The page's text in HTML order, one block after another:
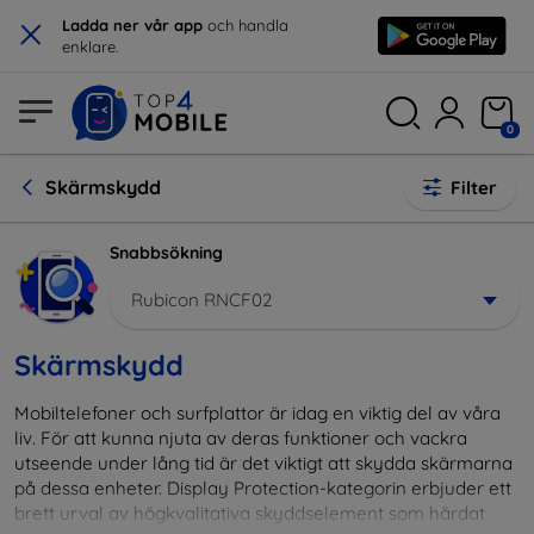
× Ladda ner vår app och handla
enklare.
0
Skärmskydd Filter
Snabbsökning
Rubicon RNCF02
Skärmskydd
Mobiltelefoner och surfplattor är idag en viktig del av våra
liv. För att kunna njuta av deras funktioner och vackra
utseende under lång tid är det viktigt att skydda skärmarna
på dessa enheter. Display Protection-kategorin erbjuder ett
brett urval av högkvalitativa skyddselement som härdat